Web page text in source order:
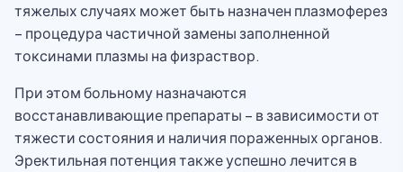
тяжелых случаях может быть назначен плазмоферез
– процедура частичной замены заполненной
токсинами плазмы на физраствор.
При этом больному назначаются
восстанавливающие препараты – в зависимости от
тяжести состояния и наличия пораженных органов.
Эректильная потенция также успешно лечится в